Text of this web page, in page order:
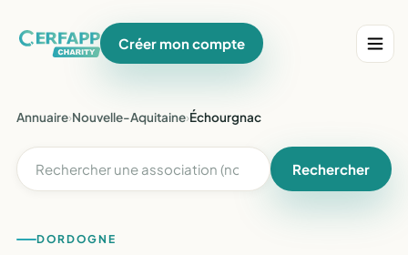
Créer mon compte
Annuaire›Nouvelle-Aquitaine›Échourgnac
Rechercher
DORDOGNE